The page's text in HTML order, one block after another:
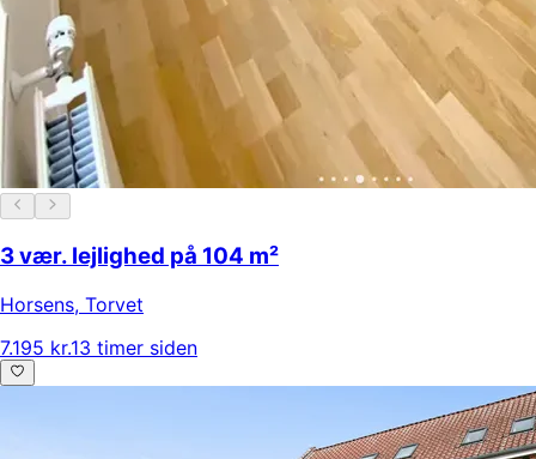
3 vær. lejlighed på 104 m²
Horsens, Torvet
7.195 kr.13 timer siden